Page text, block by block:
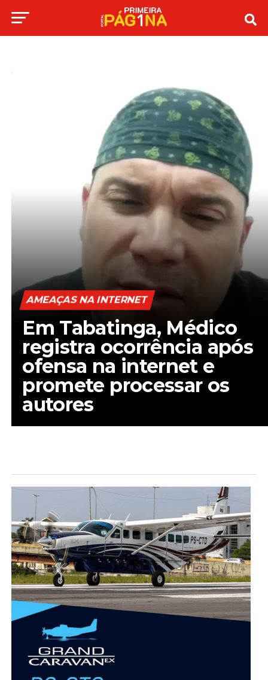
AMEAÇAS NA INTERNET
Em Tabatinga, Médico
registra ocorrência após
ofensa na internet e
promete processar os
autores